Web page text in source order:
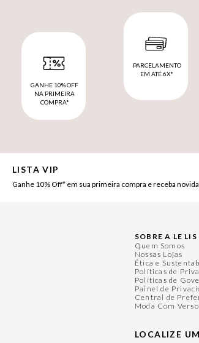
GANHE 10% OFF
NA PRIMEIRA
COMPRA*
PARCELAMENTO
EM ATÉ 6X*
LISTA VIP
Ganhe 10% Off* em sua primeira compra e receba
SOBRE A LE LIS
Quem Somos
Nossas Lojas
Ética e
Políticas de
Políticas de
Painel de
Central de
Moda Com Verso
LOCALIZE